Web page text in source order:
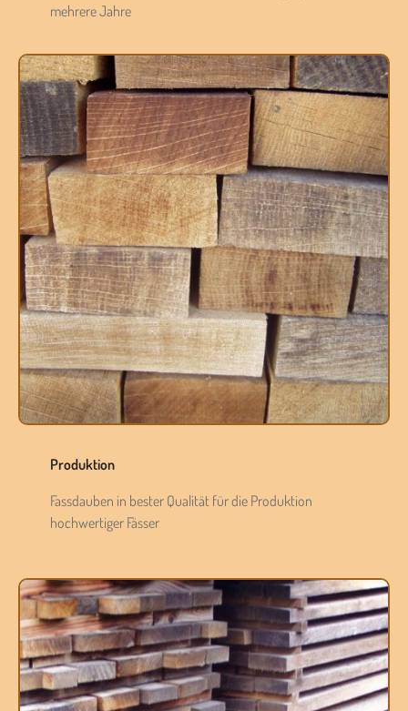
mehrere Jahre
Produktion
Fassdauben in bester Qualität für die Produktion
hochwertiger Fässer